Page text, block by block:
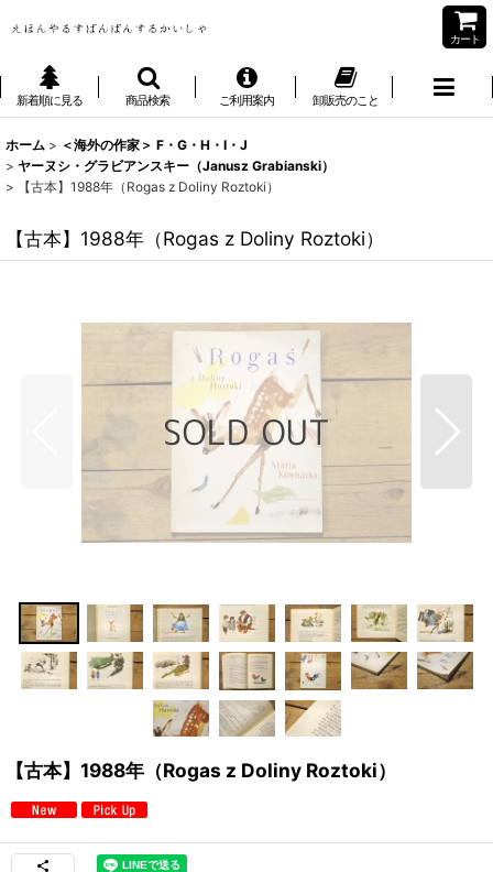
カート
新着順に見る 商品検索 ご利用案内 卸販売のこと
ホーム > ＜海外の作家＞ F・G・H・I・J
> ヤーヌシ・グラビアンスキー（Janusz Grabianski）
>
【古本】1988年（Rogas z Doliny Roztoki）
【古本】1988年（Rogas z Doliny Roztoki）
【古本】1988年（Rogas z Doliny Roztoki）